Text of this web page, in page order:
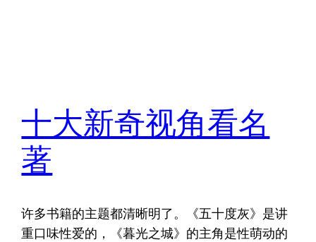
十大新奇视角看名
著
许多书籍的主题都清晰明了。《五十度灰》是讲
重口味性爱的，《暮光之城》的主角是性萌动的